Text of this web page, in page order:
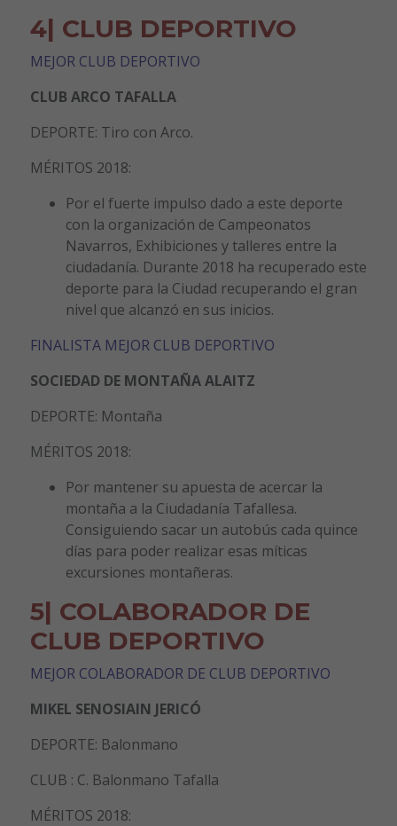
4| CLUB DEPORTIVO
MEJOR CLUB DEPORTIVO
CLUB ARCO TAFALLA
DEPORTE: Tiro con Arco.
MÉRITOS 2018:
Por el fuerte impulso dado a este deporte
con la organización de Campeonatos
Navarros, Exhibiciones y talleres entre la
ciudadanía. Durante 2018 ha recuperado este
deporte para la Ciudad recuperando el gran
nivel que alcanzó en sus inicios.
FINALISTA MEJOR CLUB DEPORTIVO
SOCIEDAD DE MONTAÑA ALAITZ
DEPORTE: Montaña
MÉRITOS 2018:
Por mantener su apuesta de acercar la
montaña a la Ciudadanía Tafallesa.
Consiguiendo sacar un autobús cada quince
días para poder realizar esas míticas
excursiones montañeras.
5| COLABORADOR DE
CLUB DEPORTIVO
MEJOR COLABORADOR DE CLUB DEPORTIVO
MIKEL SENOSIAIN JERICÓ
DEPORTE: Balonmano
CLUB : C. Balonmano Tafalla
MÉRITOS 2018: